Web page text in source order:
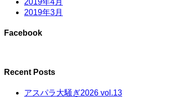
2019年3月
Facebook
Recent Posts
アスパラ大騒ぎ2026 vol.13